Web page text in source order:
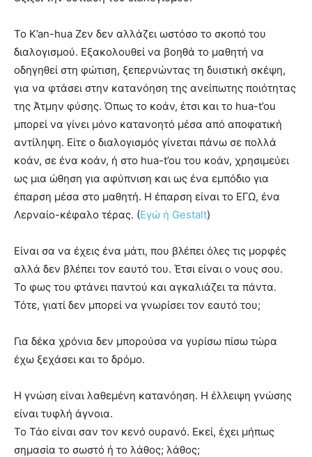
Το K’an-hua Ζεν δεν αλλάζει ωστόσο το σκοπό του
διαλογισμού. Εξακολουθεί να βοηθά το μαθητή να
οδηγηθεί στη φώτιση, ξεπερνώντας τη δυιστική σκέψη,
για να φτάσει στην κατανόηση της ανείπωτης ποιότητας
της Άτμην φύσης. Όπως το κοάν, έτσι και το hua-t’ou
μπορεί να γίνει μόνο κατανοητό μέσα από αποφατική
αντίληψη. Είτε ο διαλογισμός γίνεται πάνω σε πολλά
κοάν, σε ένα κοάν, ή στο hua-t’ou του κοάν, χρησιμεύει
ως μια ώθηση για αφύπνιση και ως ένα εμπόδιο για
έπαρση μέσα στο μαθητή. Η έπαρση είναι το ΕΓΩ, ένα
Λερναίο-κέφαλο τέρας. (Εγώ ή Gestalt)
Είναι σα να έχεις ένα μάτι, που βλέπει όλες τις μορφές
αλλά δεν βλέπει τον εαυτό του. Έτσι είναι ο νους σου.
Το φως του φτάνει παντού και αγκαλιάζει τα πάντα.
Τότε, γιατί δεν μπορεί να γνωρίσει τον εαυτό του;
Για δέκα χρόνια δεν μπορούσα να γυρίσω πίσω τώρα
έχω ξεχάσει και το δρόμο.
H γνώση είναι λαθεμένη κατανόηση. Η έλλειψη γνώσης
είναι τυφλή άγνοια.
Το Τάο είναι σαν τον κενό ουρανό. Εκεί, έχει μήπως
σημασία το σωστό ή το λάθος; λάθος;